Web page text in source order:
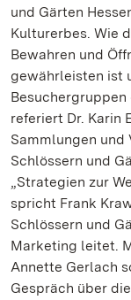
und Gärten
Kulturerbes. Wie
Bewahren und
gewährleisten ist
referiert Dr. Karin
Sammlungen
Schlössern und
„Strategien zur
spricht Frank
Schlössern und
Marketing leitet.
Annette Gerlach
Gespräch über